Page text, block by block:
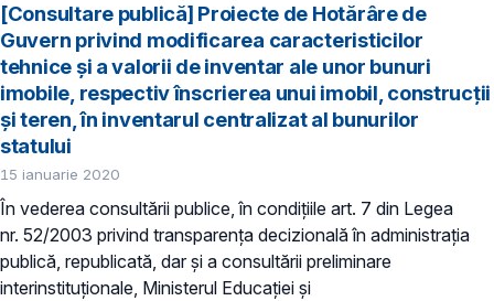
[Consultare publică] Proiecte de Hotărâre de
Guvern privind modificarea caracteristicilor
tehnice și a valorii de inventar ale unor bunuri
imobile, respectiv înscrierea unui imobil, construcții
și teren, în inventarul centralizat al bunurilor
statului
15 ianuarie 2020
În vederea consultării publice, în condiţiile art. 7 din Legea
nr. 52/2003 privind transparenţa decizională în administraţia
publică, republicată, dar și a consultării preliminare
interinstituționale, Ministerul Educaţiei și